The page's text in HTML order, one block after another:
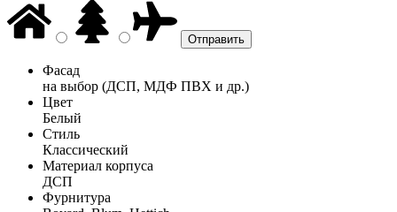
Фасад
на выбор (ДСП, МДФ ПВХ и др.)
Цвет
Белый
Стиль
Классический
Материал корпуса
ДСП
Фурнитура